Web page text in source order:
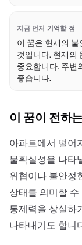
지금 먼저 기억할 점
이 꿈은 현재의
것입니다. 현재의
중요합니다. 주변
좋습니다.
이 꿈이 전하
아파트에서 떨어
불확실성을 나타
위협이나 불안정
상태를 의미할
통제력을 상실하
나타내기도 합니